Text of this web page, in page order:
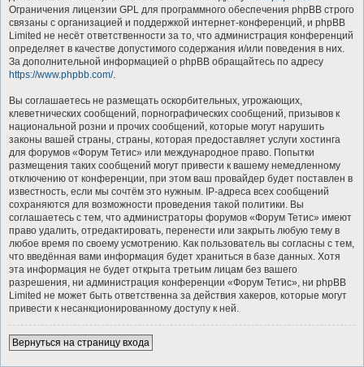
Ограничения лицензии GPL для программного обеспечения phpBB строго
связаны с организацией и поддержкой интернет-конференций, и phpBB
Limited не несёт ответственности за то, что администрация конференций
определяет в качестве допустимого содержания и/или поведения в них.
За дополнительной информацией о phpBB обращайтесь по адресу
https://www.phpbb.com/.
Вы соглашаетесь не размещать оскорбительных, угрожающих,
клеветнических сообщений, порнографических сообщений, призывов к
национальной розни и прочих сообщений, которые могут нарушить
законы вашей страны, страны, которая предоставляет услуги хостинга
для форумов «Форум Тетис» или международное право. Попытки
размещения таких сообщений могут привести к вашему немедленному
отключению от конференции, при этом ваш провайдер будет поставлен в
известность, если мы сочтём это нужным. IP-адреса всех сообщений
сохраняются для возможности проведения такой политики. Вы
соглашаетесь с тем, что администраторы форумов «Форум Тетис» имеют
право удалить, отредактировать, перенести или закрыть любую тему в
любое время по своему усмотрению. Как пользователь вы согласны с тем,
что введённая вами информация будет храниться в базе данных. Хотя
эта информация не будет открыта третьим лицам без вашего
разрешения, ни администрация конференции «Форум Тетис», ни phpBB
Limited не может быть ответственна за действия хакеров, которые могут
привести к несанкционированному доступу к ней.
Вернуться на страницу входа